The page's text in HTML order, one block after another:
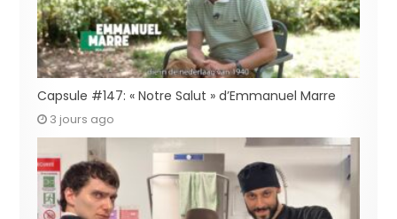
Capsule #147: « Notre Salut » d’Emmanuel Marre
3 jours ago